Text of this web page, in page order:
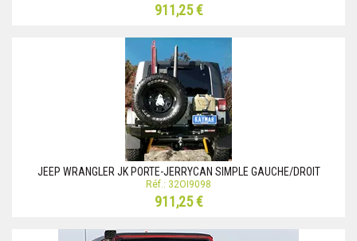
911,25 €
JEEP WRANGLER JK PORTE-JERRYCAN SIMPLE GAUCHE/DROIT
Réf.: 32OI9098
911,25 €